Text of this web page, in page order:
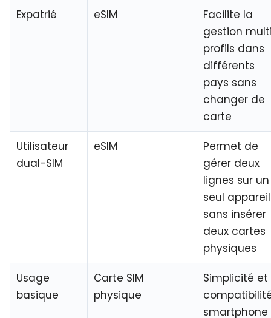
Expatrié eSIM
Facilite la
gestion
profils dans
différents
pays sans
changer de
carte
Utilisateur
dual-SIM
eSIM
Permet de
gérer deux
lignes sur un
seul appareil
sans insérer
deux cartes
physiques
Usage
basique
Carte SIM
physique
Simplicité et
smartphone